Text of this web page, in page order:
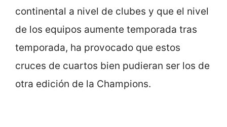
continental a nivel de clubes y que el nivel
de los equipos aumente temporada tras
temporada, ha provocado que estos
cruces de cuartos bien pudieran ser los de
otra edición de la Champions.